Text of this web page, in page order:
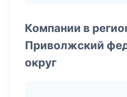
Компании в
Приволжский
округ